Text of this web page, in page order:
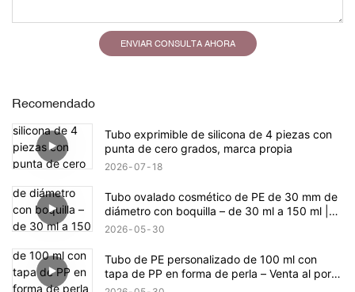
ENVIAR CONSULTA AHORA
Recomendado
Tubo exprimible de silicona de 4 piezas con
punta de cero grados, marca propia
2026 07 18
Tubo ovalado cosmético de PE de 30 mm de
diámetro con boquilla – de 30 ml a 150 ml |
Punta de precisión | Cuerpo ovalado
2026 05 30
Tubo de PE personalizado de 100 ml con
tapa de PP en forma de perla – Venta al por
mayor